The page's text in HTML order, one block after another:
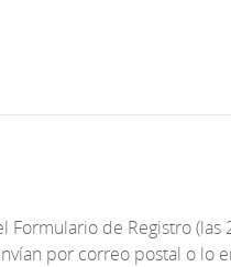
de Registro
por correo postal o lo